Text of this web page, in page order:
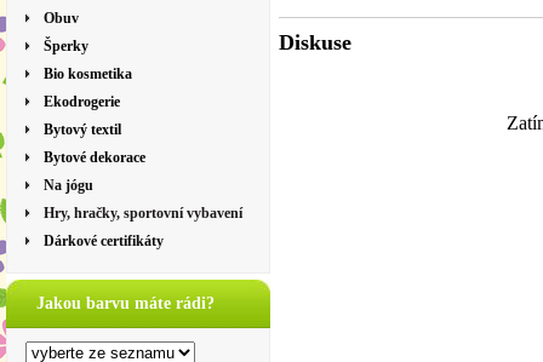
Obuv
Šperky
Bio kosmetika
Ekodrogerie
Bytový textil
Bytové dekorace
Na jógu
Hry, hračky, sportovní vybavení
Dárkové certifikáty
Jakou barvu máte rádi?
Diskuse